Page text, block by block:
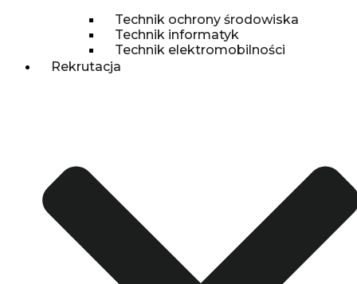
Technik ochrony środowiska
Technik informatyk
Technik elektromobilności
Rekrutacja